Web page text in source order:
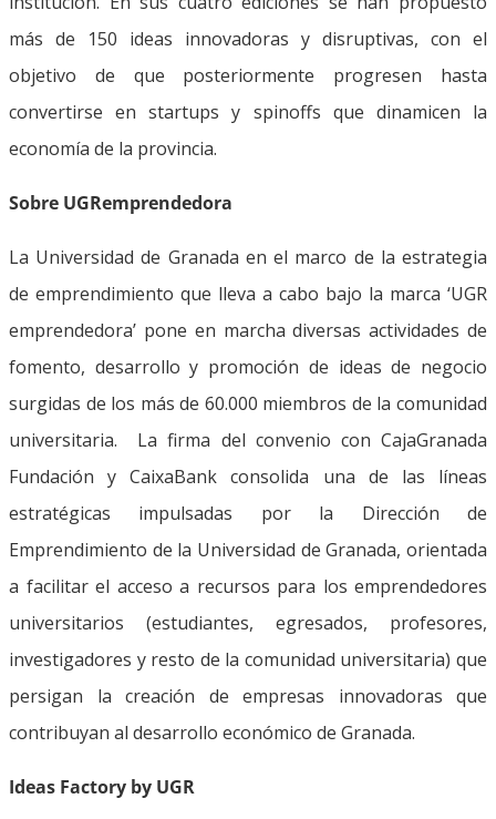
más de 150 ideas innovadoras y disruptivas, con el
objetivo de que posteriormente progresen hasta
convertirse en startups y spinoffs que dinamicen la
economía de la provincia.
Sobre UGRemprendedora
La Universidad de Granada en el marco de la estrategia
de emprendimiento que lleva a cabo bajo la marca ‘UGR
emprendedora’ pone en marcha diversas actividades de
fomento, desarrollo y promoción de ideas de negocio
surgidas de los más de 60.000 miembros de la comunidad
universitaria. La firma del convenio con CajaGranada
Fundación y CaixaBank consolida una de las líneas
estratégicas impulsadas por la Dirección de
Emprendimiento de la Universidad de Granada, orientada
a facilitar el acceso a recursos para los emprendedores
universitarios (estudiantes, egresados, profesores,
investigadores y resto de la comunidad universitaria) que
persigan la creación de empresas innovadoras que
contribuyan al desarrollo económico de Granada.
Ideas Factory by UGR